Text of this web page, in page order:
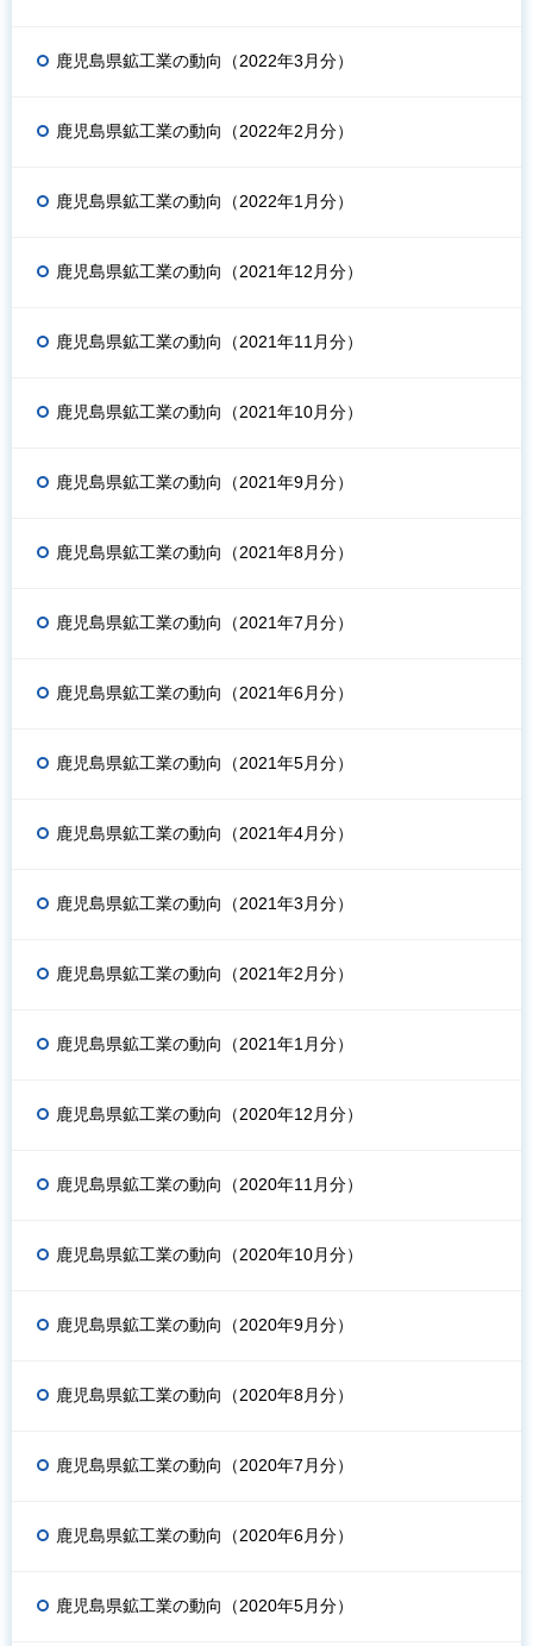
鹿児島県鉱工業の動向（2022年3月分）
鹿児島県鉱工業の動向（2022年2月分）
鹿児島県鉱工業の動向（2022年1月分）
鹿児島県鉱工業の動向（2021年12月分）
鹿児島県鉱工業の動向（2021年11月分）
鹿児島県鉱工業の動向（2021年10月分）
鹿児島県鉱工業の動向（2021年9月分）
鹿児島県鉱工業の動向（2021年8月分）
鹿児島県鉱工業の動向（2021年7月分）
鹿児島県鉱工業の動向（2021年6月分）
鹿児島県鉱工業の動向（2021年5月分）
鹿児島県鉱工業の動向（2021年4月分）
鹿児島県鉱工業の動向（2021年3月分）
鹿児島県鉱工業の動向（2021年2月分）
鹿児島県鉱工業の動向（2021年1月分）
鹿児島県鉱工業の動向（2020年12月分）
鹿児島県鉱工業の動向（2020年11月分）
鹿児島県鉱工業の動向（2020年10月分）
鹿児島県鉱工業の動向（2020年9月分）
鹿児島県鉱工業の動向（2020年8月分）
鹿児島県鉱工業の動向（2020年7月分）
鹿児島県鉱工業の動向（2020年6月分）
鹿児島県鉱工業の動向（2020年5月分）